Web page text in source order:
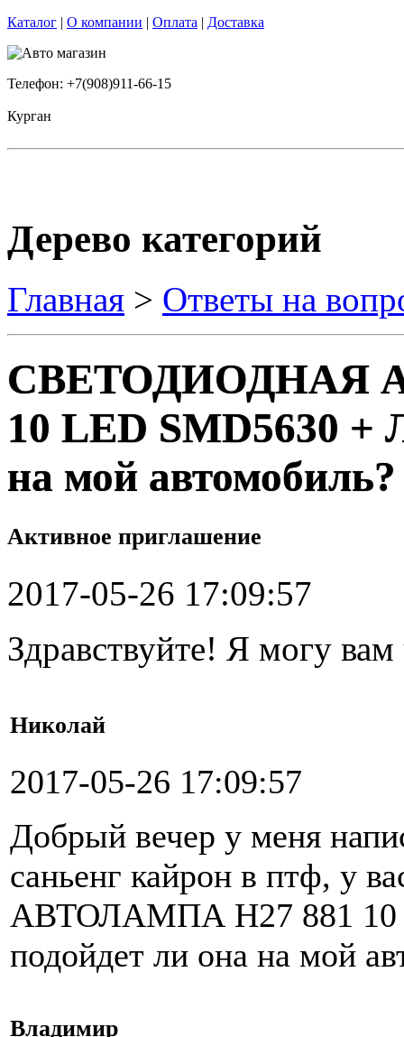
Каталог | О компании | Оплата | Доставка
Телефон: +7(908)911-66-15
Курган
Дерево категорий
Главная > Ответы на
СВЕТОДИОДНАЯ
10 LED SMD5630
на мой автомобиль?
Активное приглашение
2017-05-26 17:09:57
Здравствуйте! Я могу
Николай
2017-05-26 17:09:57
Добрый вечер у меня
саньенг кайрон в птф,
АВТОЛАМПА H27 881 10
подойдет ли она на мой
Владимир